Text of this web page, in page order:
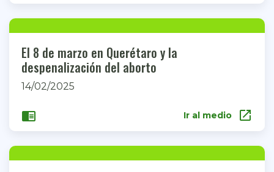
El 8 de marzo en Querétaro y la
despenalización del aborto
14/02/2025
chrome_reader_mode Ir al medio open_in_new